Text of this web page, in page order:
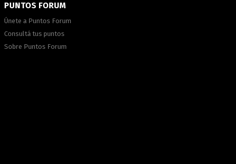
PUNTOS FORUM
Únete a Puntos Forum
Consultá tus puntos
Sobre Puntos Forum